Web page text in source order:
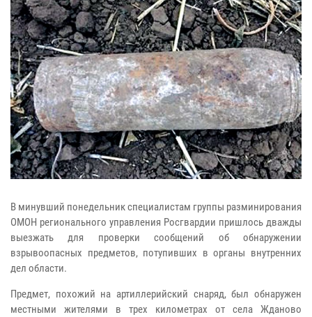
В минувший понедельник специалистам группы разминирования
ОМОН регионального управления Росгвардии пришлось дважды
выезжать для проверки сообщений об обнаружении
взрывоопасных предметов, потупивших в органы внутренних
дел области.
Предмет, похожий на артиллерийский снаряд, был обнаружен
местными жителями в трех километрах от села Жданово